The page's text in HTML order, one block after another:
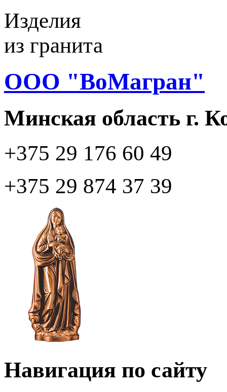
Изделия
из гранита
ООО "ВоМагран"
Минская область г.
+375 29 176 60 49
+375 29 874 37 39
Навигация по сайту